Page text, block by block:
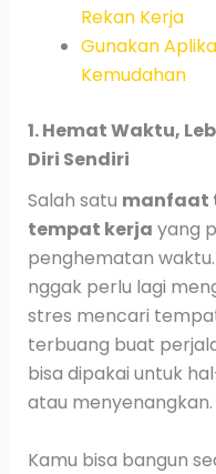
Rekan Kerja
Gunakan
Kemudahan
1. Hemat Waktu,
Diri Sendiri
Salah satu manfaat
tempat kerja yang
penghematan
nggak perlu lagi
stres mencari
terbuang buat
bisa dipakai untuk
atau menyenangkan.
Kamu bisa bangun